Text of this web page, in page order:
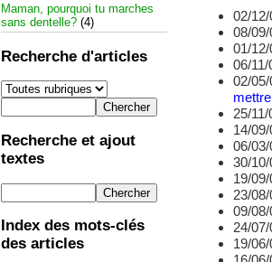
02/
08/
01/
06/
02/
25/
14/
06/
30/
19/
23/
09/
24/
19/
Maman, pourquoi tu marches
sans dentelle? (4)
Recherche d'articles
Recherche et ajout
textes
Index des mots-clés
des articles